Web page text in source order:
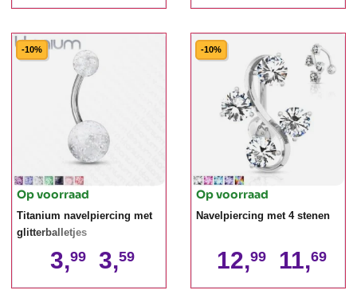
-10%
Op voorraad
Titanium navelpiercing met
glitterballetjes
3,99 3,59
-10%
Op voorraad
Navelpiercing met 4 stenen
12,99 11,69